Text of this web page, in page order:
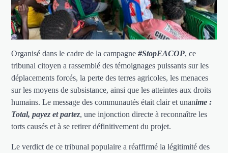
Organisé dans le cadre de la campagne#StopEACOP, ce
tribunal citoyen a rassemblé des témoignages puissants sur les
déplacements forcés, la perte des terres agricoles, les menaces
sur les moyens de subsistance, ainsi que les atteintes aux droits
humains. Le message des communautés était clair et unanime :
Total, payez et partez, une injonction directe à reconnaître les
torts causés et à se retirer définitivement du projet.
Le verdict de ce tribunal populaire a réaffirmé la légitimité des